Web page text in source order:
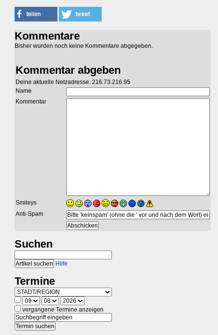
Kommentare
Bisher wurden noch keine Kommentare abgegeben.
Kommentar abgeben
Deine aktuelle Netzadresse: 216.73.216.95
Name
Kommentar
Smileys
Anti-Spam
Suchen
Hilfe
Termine
vergangene Termine anzeigen